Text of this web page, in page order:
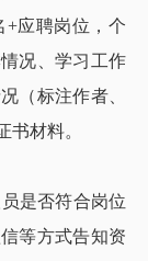
+应聘岗位，个
况、学习工作
（标注作者、
书材料。
是否符合岗位
等方式告知资